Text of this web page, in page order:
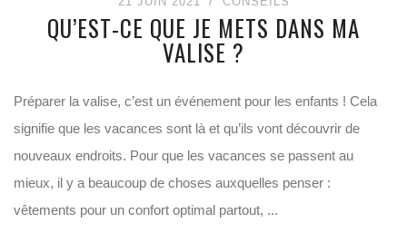
QU’EST-CE QUE JE METS DANS MA
VALISE ?
Préparer la valise, c’est un événement pour les enfants ! Cela
signifie que les vacances sont là et qu’ils vont découvrir de
nouveaux endroits. Pour que les vacances se passent au
mieux, il y a beaucoup de choses auxquelles penser :
vêtements pour un confort optimal partout, ...